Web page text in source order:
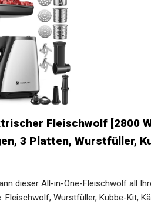
Fleischwolf [2800
3 Platten, Wurstfüller,
dieser All-in-One-Fleischwolf all
Wurstfüller, Kubbe-Kit,